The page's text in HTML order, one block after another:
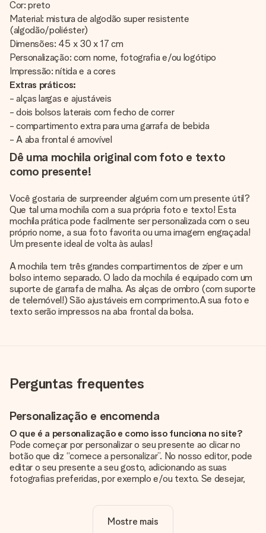
Cor: preto
Material: mistura de algodão super resistente
(algodão/poliéster)
Dimensões: 45 x 30 x 17 cm
Personalização: com nome, fotografia e/ou logótipo
Impressão: nítida e a cores
Extras práticos:
- alças largas e ajustáveis
- dois bolsos laterais com fecho de correr
- compartimento extra para uma garrafa de bebida
- A aba frontal é amovível
Dê uma mochila original com foto e texto
como presente!
Você gostaria de surpreender alguém com um presente útil?
Que tal uma mochila com a sua própria foto e texto! Esta
mochila prática pode facilmente ser personalizada com o seu
próprio nome, a sua foto favorita ou uma imagem engraçada!
Um presente ideal de volta às aulas!
A mochila tem três grandes compartimentos de zíper e um
bolso interno separado. O lado da mochila é equipado com um
suporte de garrafa de malha. As alças de ombro (com suporte
de telemóvel!) São ajustáveis em comprimento.A sua foto e
texto serão impressos na aba frontal da bolsa.
Perguntas frequentes
Personalização e encomenda
O que é a personalização e como isso funciona no site?
Pode começar por personalizar o seu presente ao clicar no
botão que diz “comece a personalizar”. No nosso editor, pode
editar o seu presente a seu gosto, adicionando as suas
fotografias preferidas, por exemplo e/ou texto. Se desejar,
A personalização está incluída no preço?
Sim, o preço apresentado no site já inclui a personalização do
Mostre mais